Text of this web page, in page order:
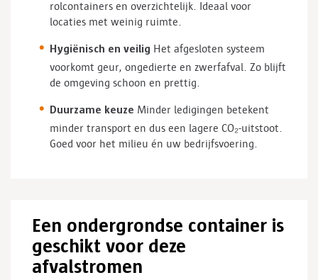
rolcontainers en overzichtelijk. Ideaal voor
locaties met weinig ruimte.
Hygiënisch en veilig Het afgesloten systeem
voorkomt geur, ongedierte en zwerfafval. Zo blijft
de omgeving schoon en prettig.
Duurzame keuze Minder ledigingen betekent
minder transport en dus een lagere CO₂-uitstoot.
Goed voor het milieu én uw bedrijfsvoering.
Een ondergrondse container is
geschikt voor deze
afvalstromen